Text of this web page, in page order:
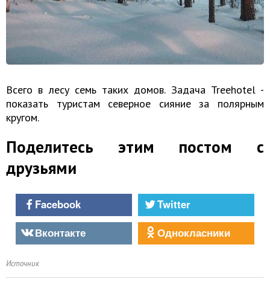
Всего в лесу семь таких домов. Задача Treehotel -
показать туристам северное сияние за полярным
кругом.
Поделитесь этим постом с
друзьями
Facebook
Twitter
Вконтакте
Однокласники
Источник